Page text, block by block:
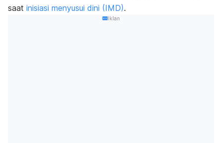
saat inisiasi menyusui dini (IMD).
Iklan